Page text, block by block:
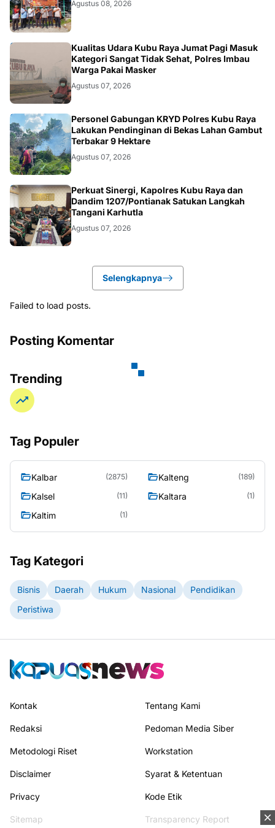
Agustus 08, 2026
KALBAR
Kualitas Udara Kubu Raya Jumat Pagi Masuk
Kategori Sangat Tidak Sehat, Polres Imbau
Warga Pakai Masker
Agustus 07, 2026
KALBAR
Personel Gabungan KRYD Polres Kubu Raya
Lakukan Pendinginan di Bekas Lahan Gambut
Terbakar 9 Hektare
Agustus 07, 2026
KALBAR
Perkuat Sinergi, Kapolres Kubu Raya dan
Dandim 1207/Pontianak Satukan Langkah
Tangani Karhutla
Agustus 07, 2026
Selengkapnya
Failed to load posts.
Posting Komentar
Trending
Tag Populer
Kalbar (2875) Kalteng (189)
Kalsel (11) Kaltara (1)
Kaltim (1)
Tag Kategori
Bisnis Daerah Hukum Nasional
Pendidikan
Peristiwa
Kontak Tentang Kami
Redaksi Pedoman Media Siber
Metodologi Riset Workstation
Disclaimer Syarat & Ketentuan
Privacy Kode Etik
Sitemap Transparency Report